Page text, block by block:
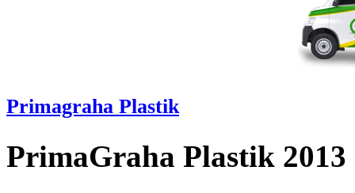
Primagraha Plastik
PrimaGraha Plastik 2013